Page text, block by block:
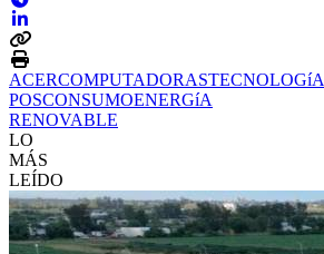
ACERCOMPUTADORASTECNOLOGíA
POSCONSUMOENERGíA
RENOVABLE
LO
MÁS
LEÍDO